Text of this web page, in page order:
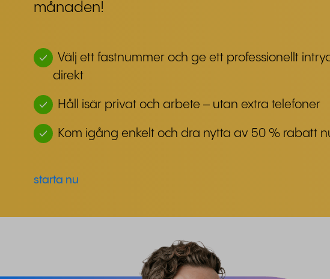
månaden!
Välj ett fastnummer och ge ett professionellt
direkt
Håll isär privat och arbete – utan extra telefoner
Kom igång enkelt och dra nytta av 50 % rabatt
starta nu